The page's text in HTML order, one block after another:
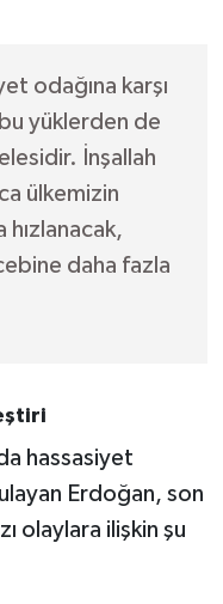
odağına karşı
yüklerden de
İnşallah
ülkemizin
hızlanacak,
daha fazla
hassasiyet
Erdoğan, son
olaylara ilişkin şu